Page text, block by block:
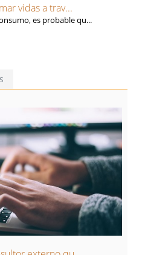
vidas a trav...
es probable qu...